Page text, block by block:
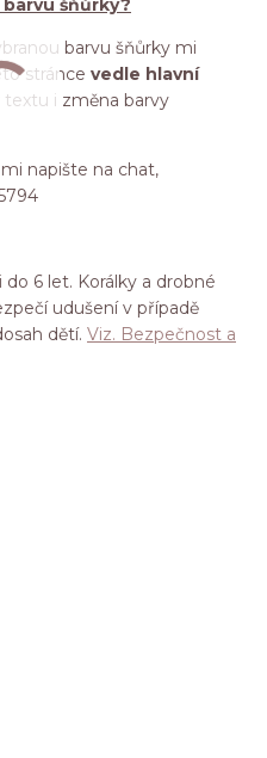
šňůrky?
barvu šňůrky mi
stránce vedle hlavní
textu i změna barvy
mi napište na chat,
6 let. Korálky a drobné
udušení v případě
dětí. Viz. Bezpečnost a